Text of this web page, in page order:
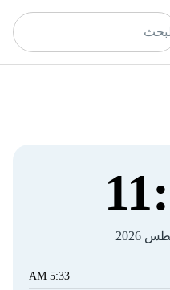
11:
5:33 AM